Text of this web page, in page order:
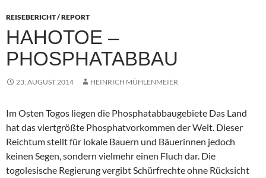
REISEBERICHT / REPORT
HAHOTOE –
PHOSPHATABBAU
23. AUGUST 2014 HEINRICH MÜHLENMEIER
Im Osten Togos liegen die Phosphatabbaugebiete Das Land
hat das viertgrößte Phosphatvorkommen der Welt. Dieser
Reichtum stellt für lokale Bauern und Bäuerinnen jedoch
keinen Segen, sondern vielmehr einen Fluch dar. Die
togolesische Regierung vergibt Schürfrechte ohne Rücksicht